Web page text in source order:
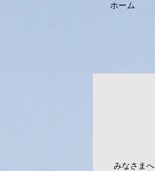
ホーム
みなさまへ